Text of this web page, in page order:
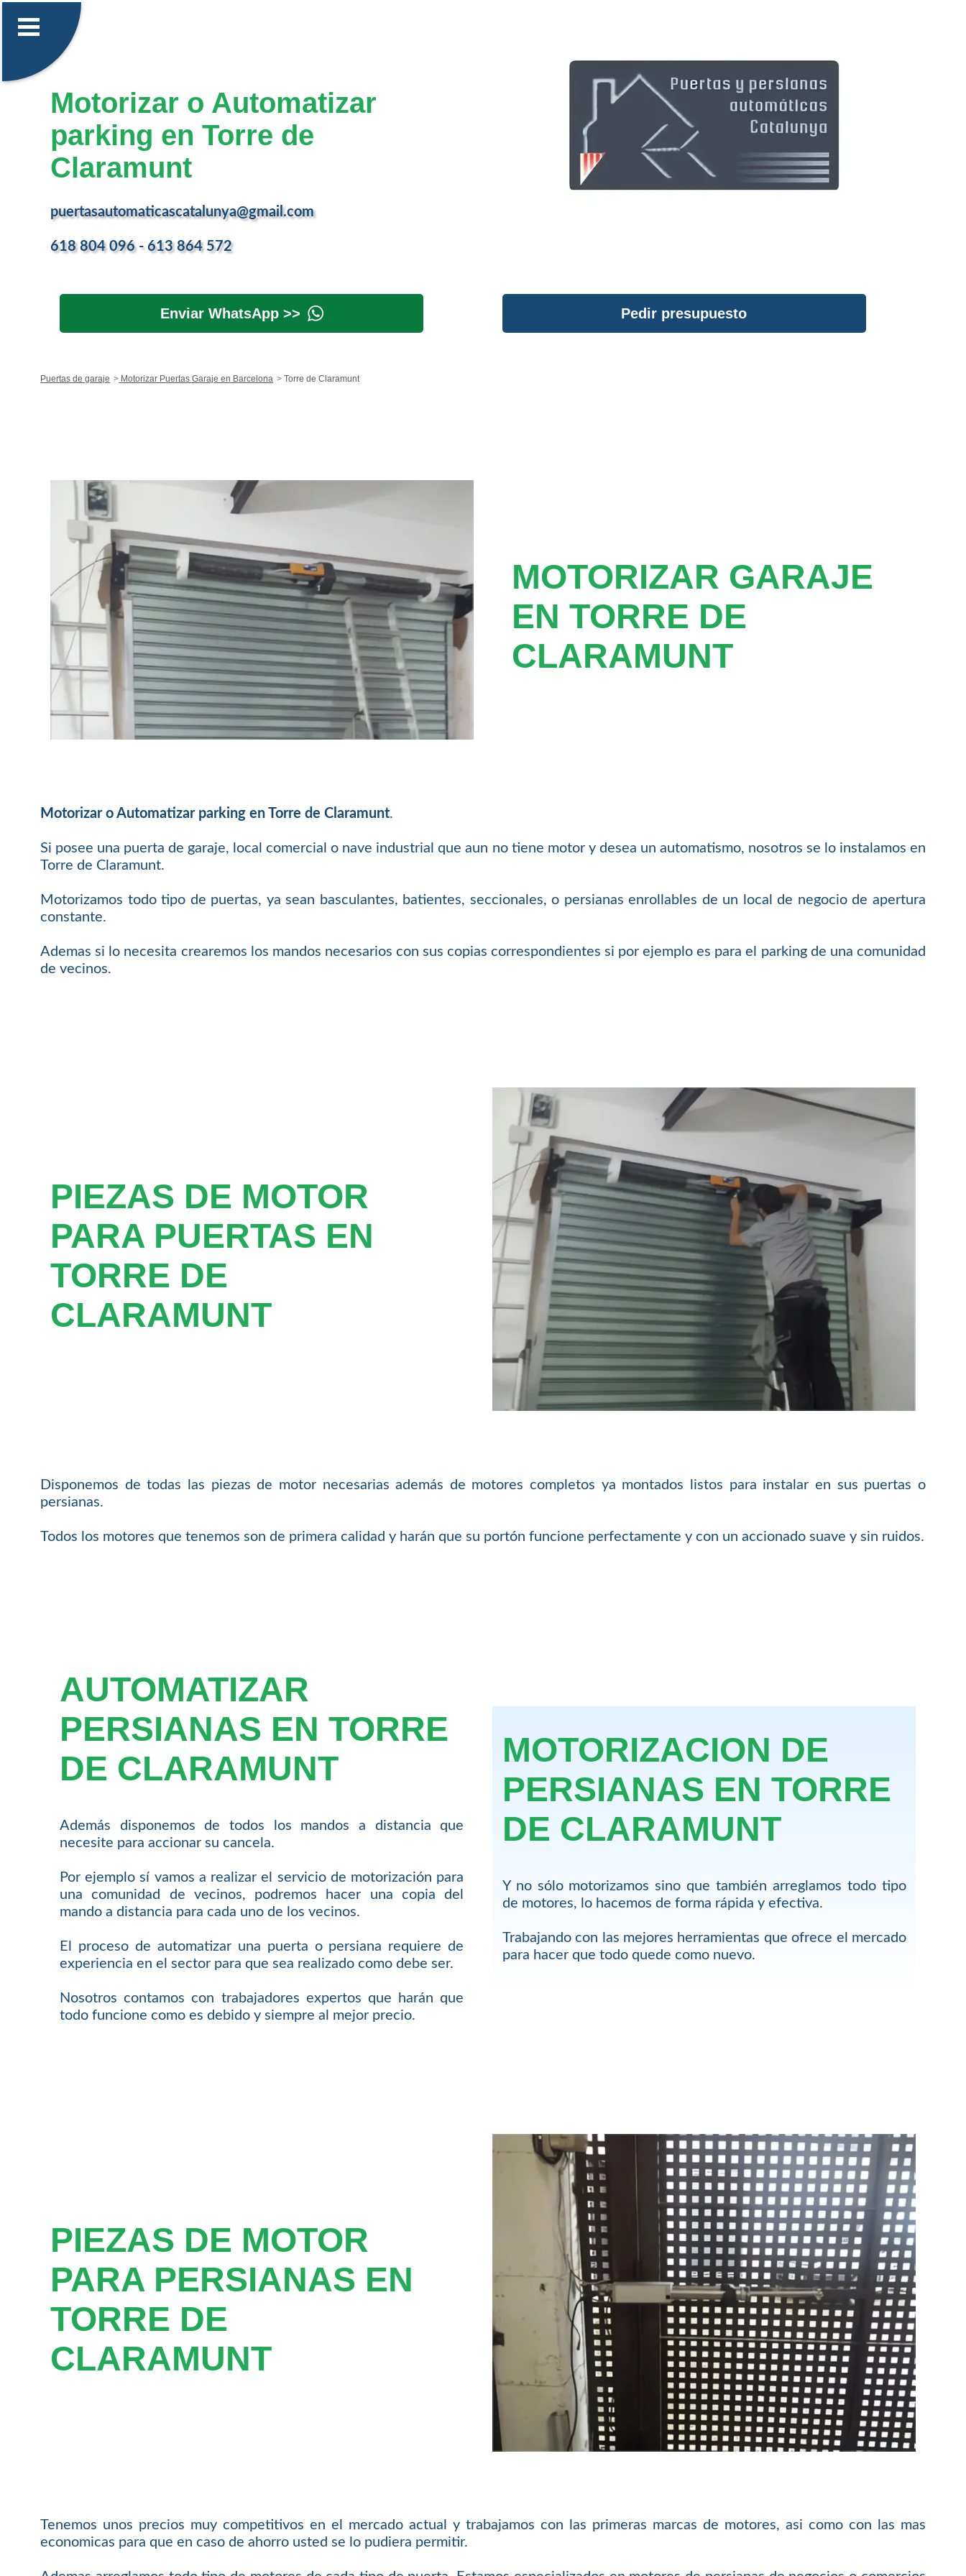
Motorizar o Automatizar
parking en Torre de
Claramunt
puertasautomaticascatalunya@gmail.com
618 804 096 - 613 864 572
Enviar WhatsApp >> Pedir presupuesto
Puertas de garaje Motorizar Puertas Garaje en Barcelona Torre de Claramunt
MOTORIZAR GARAJE
EN TORRE DE
CLARAMUNT
Motorizar o Automatizar parking en Torre de Claramunt.
Si posee una puerta de garaje, local comercial o nave industrial que aun no tiene motor y desea un automatismo, nosotros se lo instalamos en
Torre de Claramunt.
Motorizamos todo tipo de puertas, ya sean basculantes, batientes, seccionales, o persianas enrollables de un local de negocio de apertura
constante.
Ademas si lo necesita crearemos los mandos necesarios con sus copias correspondientes si por ejemplo es para el parking de una comunidad
de vecinos.
PIEZAS DE MOTOR
PARA PUERTAS EN
TORRE DE
CLARAMUNT
Disponemos de todas las piezas de motor necesarias además de motores completos ya montados listos para instalar en sus puertas o
persianas.
Todos los motores que tenemos son de primera calidad y harán que su portón funcione perfectamente y con un accionado suave y sin ruidos.
AUTOMATIZAR
PERSIANAS EN TORRE
DE CLARAMUNT
Además disponemos de todos los mandos a distancia que
necesite para accionar su cancela.
Por ejemplo sí vamos a realizar el servicio de motorización para
una comunidad de vecinos, podremos hacer una copia del
mando a distancia para cada uno de los vecinos.
El proceso de automatizar una puerta o persiana requiere de
experiencia en el sector para que sea realizado como debe ser.
Nosotros contamos con trabajadores expertos que harán que
todo funcione como es debido y siempre al mejor precio.
MOTORIZACION DE
PERSIANAS EN TORRE
DE CLARAMUNT
Y no sólo motorizamos sino que también arreglamos todo tipo
de motores, lo hacemos de forma rápida y efectiva.
Trabajando con las mejores herramientas que ofrece el mercado
para hacer que todo quede como nuevo.
PIEZAS DE MOTOR
PARA PERSIANAS EN
TORRE DE
CLARAMUNT
Tenemos unos precios muy competitivos en el mercado actual y trabajamos con las primeras marcas de motores, asi como con las mas
economicas para que en caso de ahorro usted se lo pudiera permitir.